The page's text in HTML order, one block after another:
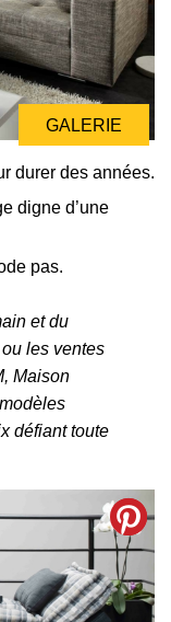
GALERIE
durer des années.
digne d’une
pas.
et du
les ventes
Maison
défiant toute